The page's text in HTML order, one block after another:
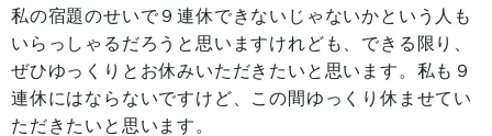
私の宿題のせいで９連休できないじゃないかという人も
いらっしゃるだろうと思いますけれども、できる限り、
ぜひゆっくりとお休みいただきたいと思います。私も９
連休にはならないですけど、この間ゆっくり休ませてい
ただきたいと思います。